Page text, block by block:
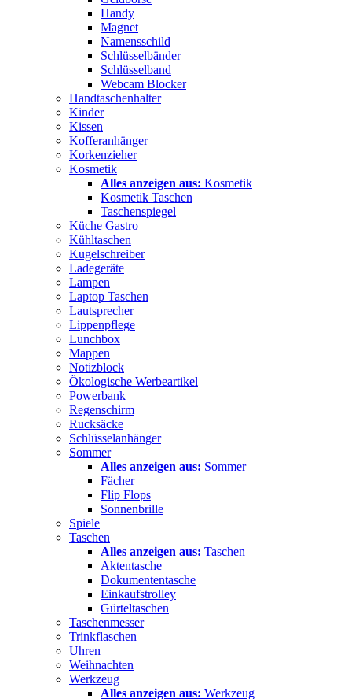
Handy
Magnet
Namensschild
Schlüsselbänder
Schlüsselband
Webcam Blocker
Handtaschenhalter
Kinder
Kissen
Kofferanhänger
Korkenzieher
Kosmetik
Alles anzeigen aus: Kosmetik
Kosmetik Taschen
Taschenspiegel
Küche Gastro
Kühltaschen
Kugelschreiber
Ladegeräte
Lampen
Laptop Taschen
Lautsprecher
Lippenpflege
Lunchbox
Mappen
Notizblock
Ökologische Werbeartikel
Powerbank
Regenschirm
Rucksäcke
Schlüsselanhänger
Sommer
Alles anzeigen aus: Sommer
Fächer
Flip Flops
Sonnenbrille
Spiele
Taschen
Alles anzeigen aus: Taschen
Aktentasche
Dokumententasche
Einkaufstrolley
Gürteltaschen
Taschenmesser
Trinkflaschen
Uhren
Weihnachten
Werkzeug
Alles anzeigen aus: Werkzeug